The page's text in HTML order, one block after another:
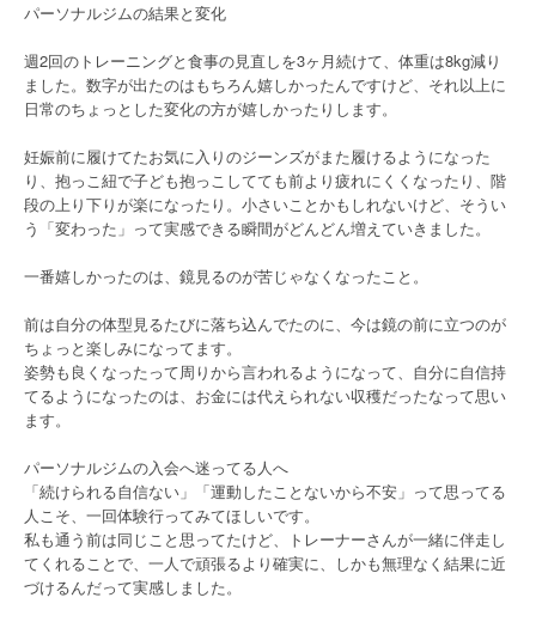
パーソナルジムの結果と変化
週2回のトレーニングと食事の見直しを3ヶ月続けて、体重は8kg減り
ました。数字が出たのはもちろん嬉しかったんですけど、それ以上に
日常のちょっとした変化の方が嬉しかったりします。
妊娠前に履けてたお気に入りのジーンズがまた履けるようになった
り、抱っこ紐で子ども抱っこしてても前より疲れにくくなったり、階
段の上り下りが楽になったり。小さいことかもしれないけど、そうい
う「変わった」って実感できる瞬間がどんどん増えていきました。
一番嬉しかったのは、鏡見るのが苦じゃなくなったこと。
前は自分の体型見るたびに落ち込んでたのに、今は鏡の前に立つのが
ちょっと楽しみになってます。
姿勢も良くなったって周りから言われるようになって、自分に自信持
てるようになったのは、お金には代えられない収穫だったなって思い
ます。
パーソナルジムの入会へ迷ってる人へ
「続けられる自信ない」「運動したことないから不安」って思ってる
人こそ、一回体験行ってみてほしいです。
私も通う前は同じこと思ってたけど、トレーナーさんが一緒に伴走し
てくれることで、一人で頑張るより確実に、しかも無理なく結果に近
づけるんだって実感しました。